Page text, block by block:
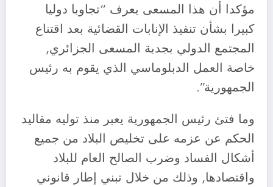
مؤكدا أن هذا المسعى يعرف “تجاوبا دوليا
كبيرا بشأن تنفيذ الإنابات القضائية بعد اقتناع
المجتمع الدولي بجدية المسعى الجزائري,
خاصة العمل الدبلوماسي الذي يقوم به رئيس
الجمهورية”.
وما فتئ رئيس الجمهورية يعبر منذ توليه مقاليد
الحكم عن عزمه على تخليص البلاد من جميع
أشكال الفساد وضرب الصالح العام للبلاد
واقتصادها, وذلك من خلال تبني إطار قانوني